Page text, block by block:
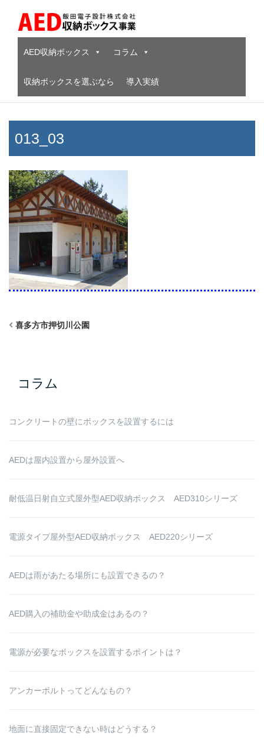
AED収納ボックス
コラム
収納ボックスを選ぶなら 導入実績
013_03
喜多方市押切川公園
コラム
コンクリートの壁にボックスを設置するには
AEDは屋内設置から屋外設置へ
耐低温日射自立式屋外型AED収納ボックス AED310シリーズ
電源タイプ屋外型AED収納ボックス AED220シリーズ
AEDは雨があたる場所にも設置できるの？
AED購入の補助金や助成金はあるの？
電源が必要なボックスを設置するポイントは？
アンカーボルトってどんなもの？
地面に直接固定できない時はどうする？